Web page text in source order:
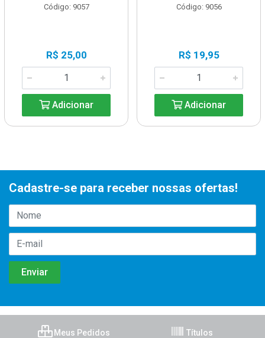
Código: 9057
R$ 25,00
Adicionar
Código: 9056
R$ 19,95
Adicionar
Cadastre-se para receber nossas ofertas!
Meus Pedidos Títulos